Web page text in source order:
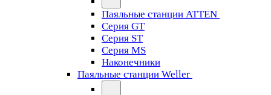
Паяльные станции ATTEN
Серия GT
Серия ST
Серия MS
Наконечники
Паяльные станции Weller